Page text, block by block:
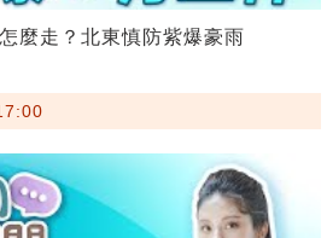
麼走？北東慎防紫爆豪雨